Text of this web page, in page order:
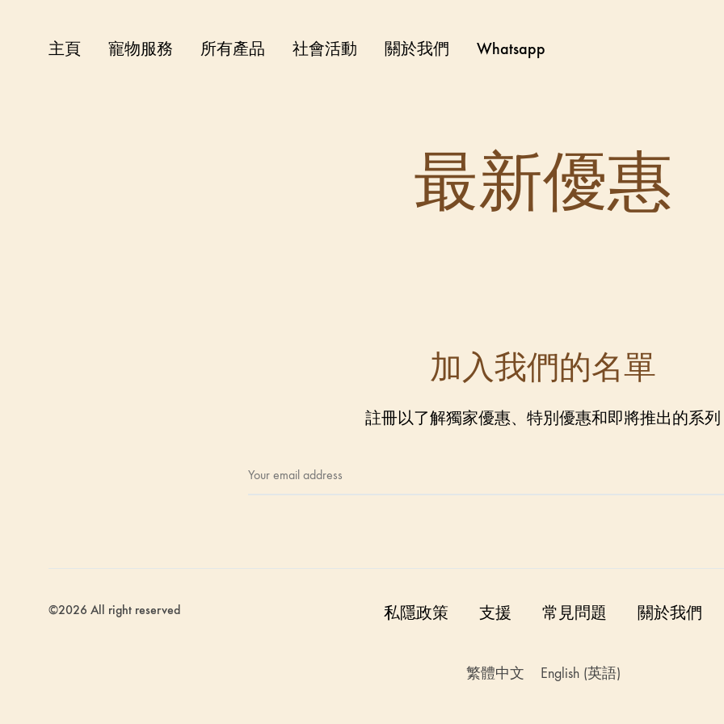
主頁 寵物服務 所有產品 社會活動 關於我們 Whatsapp
最新優惠
加入我們的名單
註冊以了解獨家優惠、特別優惠和即將推出的系列
©2026 All right reserved 私隱政策 支援 常見問題 關於我們
繁體中文 English(英語)